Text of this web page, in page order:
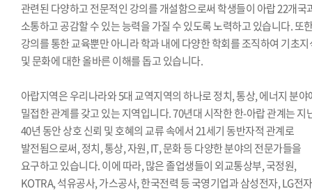
관련된 다양하고 전문적인 강의를 개설함으로써 학생들이 아랍 22개국
소통하고 공감할 수 있는 능력을 가질 수 있도록 노력하고 있습니다. 또
강의를 통한 교육뿐만 아니라 학과 내에 다양한 학회를 조직하여 기초
및 문화에 대한 올바른 이해를 돕고 있습니다.
아랍지역은 우리나라와 5대 교역지역의 하나로 정치, 통상, 에너지 분야
밀접한 관계를 갖고 있는 지역입니다. 70년대 시작한 한-아랍 관계는 지
40년 동안 상호 신뢰 및 호혜의 교류 속에서 21세기 동반자적 관계로
발전됨으로써, 정치, 통상, 자원, IT, 문화 등 다양한 분야의 전문가들을
요구하고 있습니다. 이에 따라, 많은 졸업생들이 외교통상부, 국정원,
KOTRA, 석유공사, 가스공사, 한국전력 등 국영기업과 삼성전자, LG전